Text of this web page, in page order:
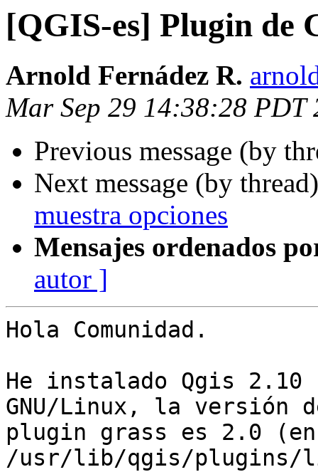
[QGIS-es] Plugin de
Arnold Fernádez R.
Mar Sep 29 14:38:28 PDT
Previous message (by
Next message (by
muestra opciones
Mensajes ordenados
autor ]
Hola Comunidad.
He instalado Qgis 2.10
GNU/Linux, la versión
plugin grass es 2.0 (en
/usr/lib/qgis/plugins/